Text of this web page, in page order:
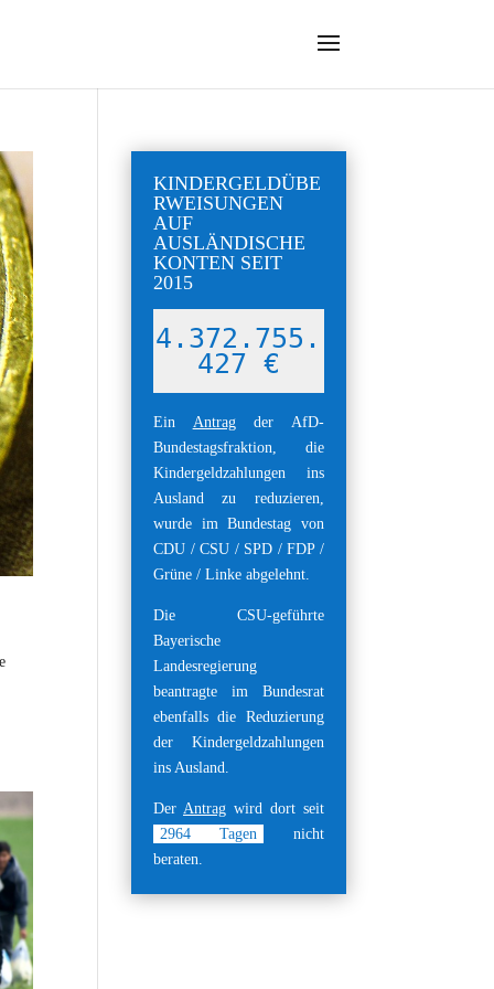
KINDERGELDÜBE
RWEISUNGEN
AUF
AUSLÄNDISCHE
KONTEN SEIT
2015
4.372.755.
451 €
Ein Antragder AfD-
Bundestagsfraktion, die
Kindergeldzahlungen ins
Ausland zu reduzieren,
wurde im Bundestag von
CDU / CSU / SPD / FDP /
Grüne / Linke abgelehnt.
Die CSU-geführte
Bayerische
Landesregierung
beantragte im Bundesrat
ebenfalls die Reduzierung
der Kindergeldzahlungen
ins Ausland.
Der Antrag wird dort seit
2964 Tagen
nicht
beraten.